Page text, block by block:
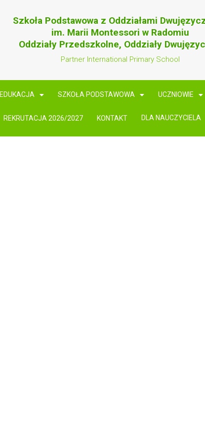
Szkoła Podstawowa z Oddziałami
im. Marii Montessori w Radomiu
Oddziały Przedszkolne, Oddziały
Partner International Primary School
EDUKACJA SZKOŁA PODSTAWOWA UCZNIOWIE
REKRUTACJA 2026/2027 KONTAKT DLA NAUCZYCIELA